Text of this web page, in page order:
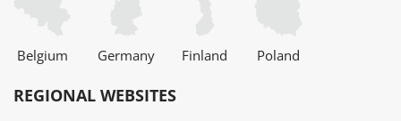
Belgium Germany Finland Poland
REGIONAL WEBSITES